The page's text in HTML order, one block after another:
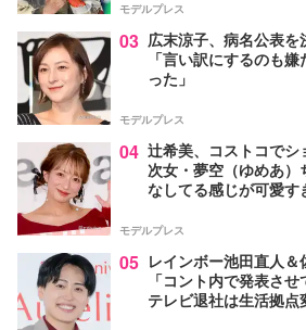
モデルプレス
03 広末涼子、病名公表
「言い訳にするのも
った」
モデルプレス
04 辻希美、コストコで
次女・夢空（ゆめあ）
なしてる感じが可愛
モデルプレス
05 レインボー池田直人
「コント内で発表さ
テレビ退社は生活拠点